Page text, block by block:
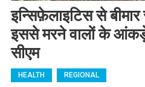
इन्सिफ़ेलाइटिस से
इससे मरने वालों के
सीएम
HEALTH REGIONAL